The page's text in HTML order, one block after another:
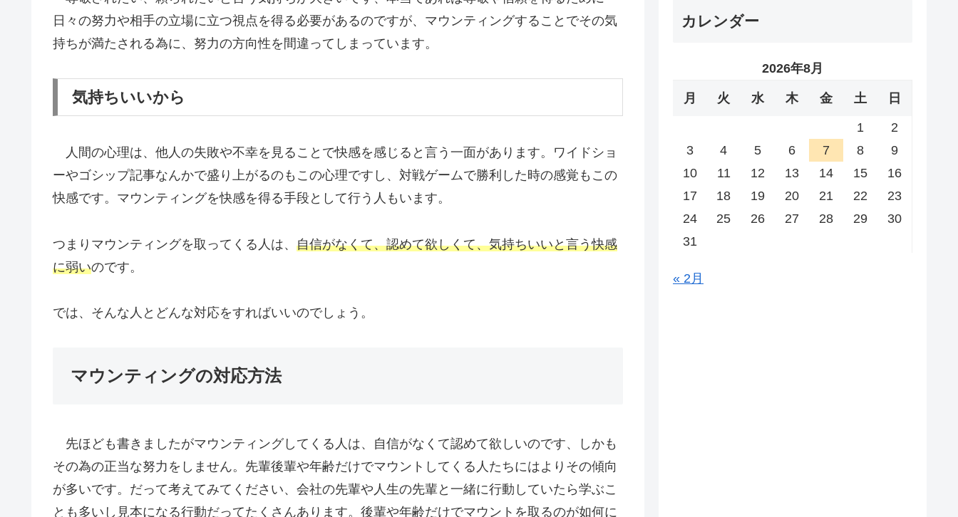
日々の努力や相手の立場に立つ視点を得る必要があるのですが、マウンティングすることでその気
持ちが満たされる為に、努力の方向性を間違ってしまっています。
気持ちいいから
人間の心理は、他人の失敗や不幸を見ることで快感を感じると言う一面があります。ワイドショ
ーやゴシップ記事なんかで盛り上がるのもこの心理ですし、対戦ゲームで勝利した時の感覚もこの
快感です。マウンティングを快感を得る手段として行う人もいます。
つまりマウンティングを取ってくる人は、 自信がなくて、認めて欲しくて、気持ちいいと言う快感
に弱いのです。
では、そんな人とどんな対応をすればいいのでしょう。
マウンティングの対応方法
先ほども書きましたがマウンティングしてくる人は、自信がなくて認めて欲しいのです、しかも
その為の正当な努力をしません。先輩後輩や年齢だけでマウントしてくる人たちにはよりその傾向
が多いです。だって考えてみてください、会社の先輩や人生の先輩と一緒に行動していたら学ぶこ
とも多いし見本になる行動だってたくさんあります。後輩や年齢だけでマウントを取るのが如何に
カレンダー
2026年8月
月 火 水 木 金 土 日
1
2
3
4 5 6 7 8
9
10
11 12 13 14 15
16
17
18 19 20 21 22
23
24
25 26 27 28 29
30
31
« 2月